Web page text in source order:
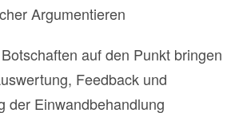
Argumentieren
auf den Punkt bringen
Feedback und
der Einwandbehandlung